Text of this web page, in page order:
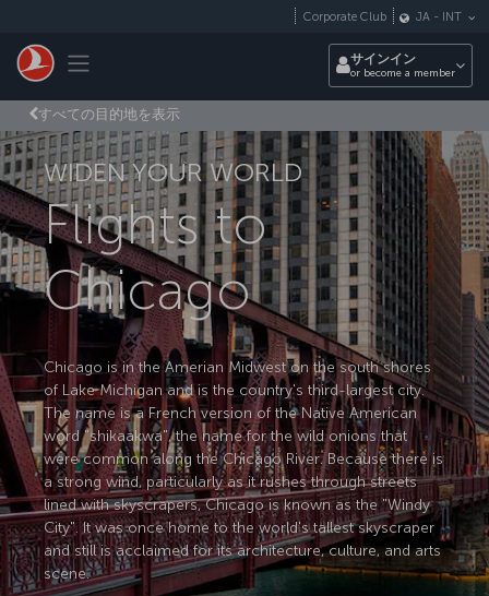
Toggle navigation
Corporate Club JA - INT
サインイン
or become a member
すべての目的地を表示
WIDEN YOUR WORLD
Flights to
Chicago
Chicago is in the Amerian Midwest on the south shores
of Lake Michigan and is the country's third-largest city.
The name is a French version of the Native American
word "shikaakwa", the name for the wild onions that
were common along the Chicago River. Because there is
a strong wind, particularly as it rushes through streets
lined with skyscrapers, Chicago is known as the "Windy
City". It was once home to the world's tallest skyscraper
and still is acclaimed for its architecture, culture, and arts
scene.